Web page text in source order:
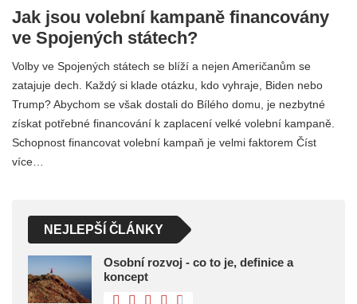
Jak jsou volební kampaně financovány
ve Spojených státech?
Volby ve Spojených státech se blíží a nejen Američanům se
zatajuje dech. Každý si klade otázku, kdo vyhraje, Biden nebo
Trump? Abychom se však dostali do Bílého domu, je nezbytné
získat potřebné financování k zaplacení velké volební kampaně.
Schopnost financovat volební kampaň je velmi faktorem Číst
více…
NEJLEPŠÍ ČLÁNKY
Osobní rozvoj - co to je, definice a
koncept